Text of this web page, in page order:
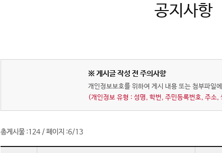
학습법교육
학습능력향상 프로그램
Learning Tips
공지사항
※ 게시글 작성 전 주의사항
개인정보보호를 위하여 게시 내용 또는 첨부파일
(개인정보 유형 : 성명, 학번, 주민등록번호, 주소,
총게시물 :124 /페이지 :6/13